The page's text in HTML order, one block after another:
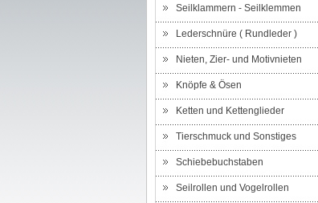
Seilklammern - Seilklemmen
Lederschnüre ( Rundleder )
Nieten, Zier- und Motivnieten
Knöpfe & Ösen
Ketten und Kettenglieder
Tierschmuck und Sonstiges
Schiebebuchstaben
Seilrollen und Vogelrollen